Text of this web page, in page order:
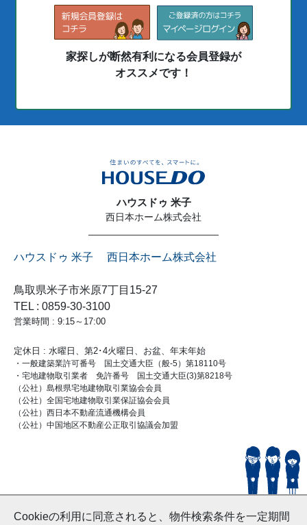
Cookieの利用に同意されると、物件検索条件を一定期間
家探しが断然有利になる会員登録が
オススメです！
ハウスドゥ 米子
西日本ホーム株式会社
ハウスドゥ 米子 西日本ホーム株式会社
鳥取県米子市米原7丁目15-27
TEL : 0859-30-3100
営業時間 : 9:15～17:00
定休日 : 水曜日、第2･4火曜日、お盆、年末年始
・一般建築業許可番号 国土交通大臣（般-5）第18110号
・宅地建物取引業者 免許番号 国土交通大臣(3)第8218号
（公社）島根県宅地建物取引業協会会員
（公社）全国宅地建物取引業保証協会会員
（公社）西日本不動産流通機構会員
（公社）中国地区不動産公正取引協議会加盟
© HouseDoYonago